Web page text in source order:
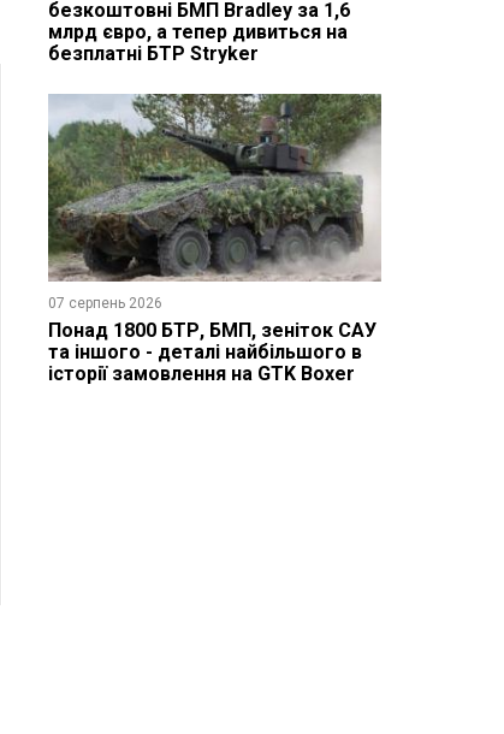
безкоштовні БМП Bradley за 1,6
млрд євро, а тепер дивиться на
безплатні БТР Stryker
07 серпень 2026
Понад 1800 БТР, БМП, зеніток САУ
та іншого - деталі найбільшого в
історії замовлення на GTK Boxer